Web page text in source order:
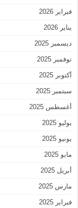
فبراير 2026
يناير 2026
ديسمبر 2025
نوفمبر 2025
أكتوبر 2025
سبتمبر 2025
أغسطس 2025
يوليو 2025
يونيو 2025
مايو 2025
أبريل 2025
مارس 2025
فبراير 2025